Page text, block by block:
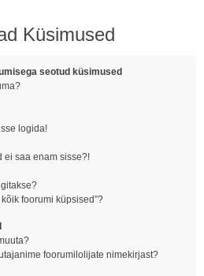
Küsimused
seotud küsimused
logida!
ei saa enam sisse?!
foorumi küpsised”?
foorumilolijate nimekirjast?